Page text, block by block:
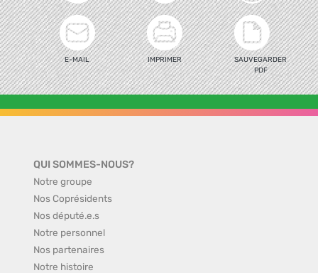
E-MAIL IMPRIMER
SAUVEGARDER
PDF
QUI SOMMES-NOUS?
Notre groupe
Nos Coprésidents
Nos député.e.s
Notre personnel
Nos partenaires
Notre histoire